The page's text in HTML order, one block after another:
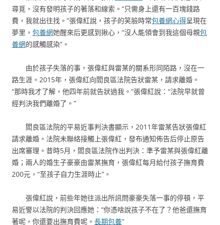
尋覓，沒有發明孩子的著落和線索。“只需身上還有一百塊錢路
費，我就出往找。”張偉紅說，孩子的笑臉時常包養網心得呈現在
夢里， 包養網她醒來后更感到揪心，“沒人能領會到我這個母親包
養網的感觸感染”。
由於孩子失落的事，張偉紅與雷某的關系形同陌路，沒在一
路生涯。2015年，張偉紅向閻良區法院告狀雷某，請求離婚。
“那時我才了解，他四年前就告狀過我。”張偉紅說：“法院早就曾
經判決我們離婚了。”
閻良區法院的平易近事判決書顯示，2011年雷某告狀張偉紅
請求離婚。法院未聯絡接觸上張偉紅，發布通知佈告后停止原告
出席審理。昔時5月，閻良區法院作出判決：準予雷某與張偉紅離
婚；兩人的婚生子豪豪由雷某撫育，張偉紅每月給付孩子撫育費
200元，“至孩子自力生涯時止”。
張偉紅說，前些年她往派出所訊問豪豪失落一事的停頓，平
易近警以法院的判決回應她：“你憑啥說孩子不在了？他爸還撫育
著呢，你還要出撫育費呢。 長期包養”